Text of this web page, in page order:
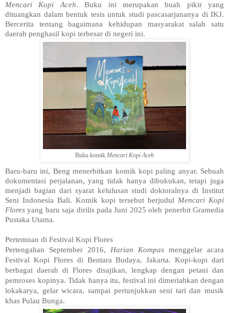
Mencari Kopi Aceh. Buku ini merupakan buah pikir yang
dituangkan dalam bentuk tesis untuk studi pascasarjananya di IKJ.
Bercerita tentang bagaimana kehidupan masyarakat salah satu
daerah penghasil kopi terbesar di negeri ini.
Buku komik Mencari Kopi Aceh
Baru-baru ini, Beng menerbitkan komik kopi paling anyar. Sebuah
dokumentasi perjalanan, yang tidak hanya dibukukan, tetapi juga
menjadi bagian dari syarat kelulusan studi doktoralnya di Institut
Seni Indonesia Bali. Komik kopi tersebut berjudul Mencari Kopi
Flores yang baru saja dirilis pada Juni 2025 oleh penerbit Gramedia
Pustaka Utama.
Pertemuan di Festival Kopi Flores
Pertengahan September 2016, Harian Kompas menggelar acara
Festival Kopi Flores di Bentara Budaya, Jakarta. Kopi-kopi dari
berbagai daerah di Flores disajikan, lengkap dengan petani dan
pemroses kopinya. Tidak hanya itu, festival ini dimeriahkan dengan
lokakarya, gelar wicara, sampai pertunjukkan seni tari dan musik
khas Pulau Bunga.